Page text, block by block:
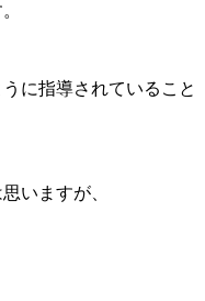
に指導されていること
いますが、